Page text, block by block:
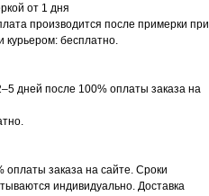
от 1 дня
производится после примерки при
курьером: бесплатно.
дней после 100% оплаты заказа на
оплаты заказа на сайте. Сроки
индивидуально. Доставка